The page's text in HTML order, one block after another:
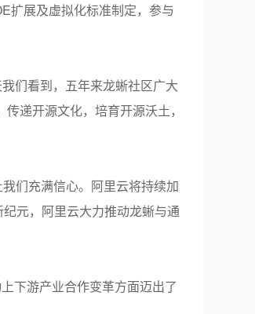
扩展及虚拟化标准制定，参与
们看到，五年来龙蜥社区广大
递开源文化，培育开源沃土，
们充满信心。阿里云将持续加
纪元，阿里云大力推动龙蜥与通
下游产业合作变革方面迈出了